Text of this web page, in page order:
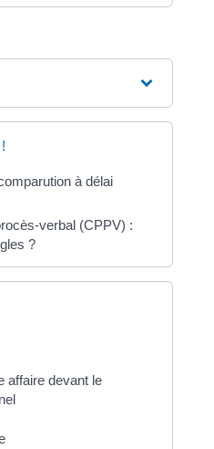
à délai
verbal (CPPV) :
?
affaire devant le